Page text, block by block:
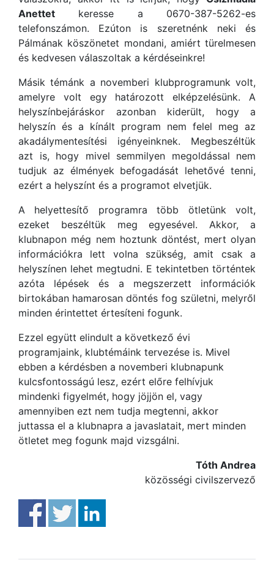
Anettet keresse a 0670-387-5262-es
telefonszámon. Ezúton is szeretnénk neki és
Pálmának köszönetet mondani, amiért türelmesen
és kedvesen válaszoltak a kérdéseinkre!
Másik témánk a novemberi klubprogramunk volt,
amelyre volt egy határozott elképzelésünk. A
helyszínbejáráskor azonban kiderült, hogy a
helyszín és a kínált program nem felel meg az
akadálymentesítési igényeinknek. Megbeszéltük
azt is, hogy mivel semmilyen megoldással nem
tudjuk az élmények befogadását lehetővé tenni,
ezért a helyszínt és a programot elvetjük.
A helyettesítő programra több ötletünk volt,
ezeket beszéltük meg egyesével. Akkor, a
klubnapon még nem hoztunk döntést, mert olyan
információkra lett volna szükség, amit csak a
helyszínen lehet megtudni. E tekintetben történtek
azóta lépések és a megszerzett információk
birtokában hamarosan döntés fog születni, melyről
minden érintettet értesíteni fogunk.
Ezzel együtt elindult a következő évi
programjaink, klubtémáink tervezése is. Mivel
ebben a kérdésben a novemberi klubnapunk
kulcsfontosságú lesz, ezért előre felhívjuk
mindenki figyelmét, hogy jöjjön el, vagy
amennyiben ezt nem tudja megtenni, akkor
juttassa el a klubnapra a javaslatait, mert minden
ötletet meg fogunk majd vizsgálni.
Tóth Andrea
közösségi civilszervező